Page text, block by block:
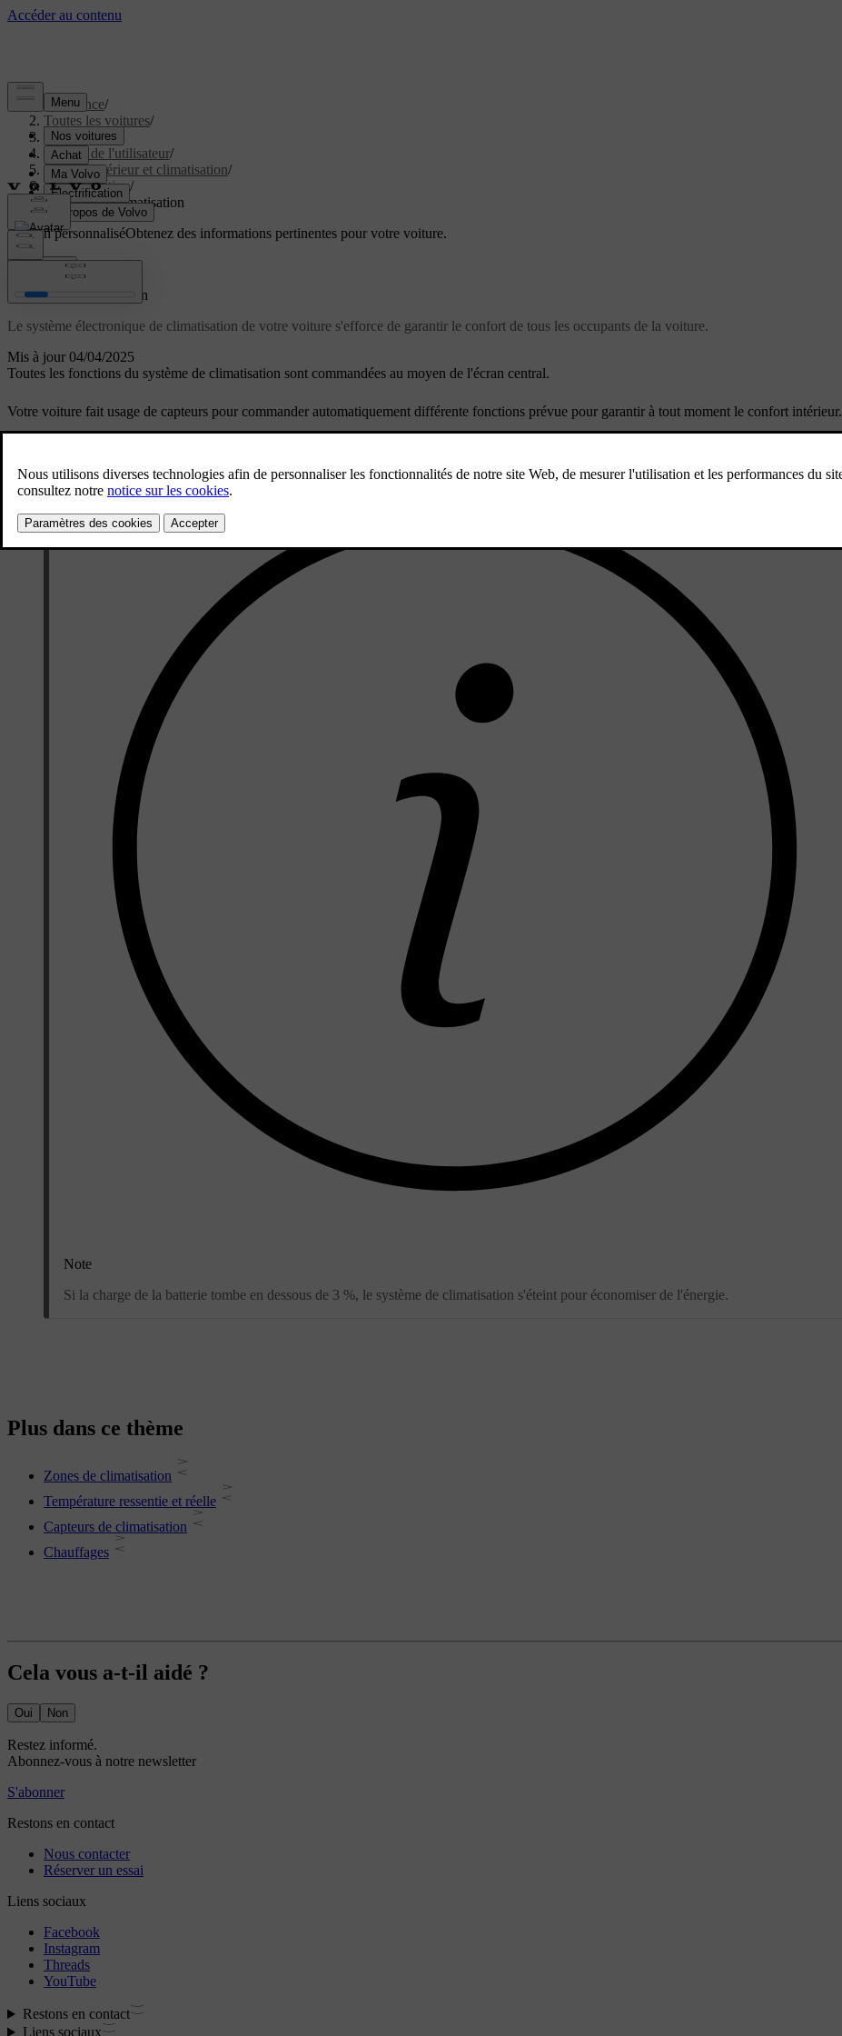
Assistance/
Toutes les voitures/
EC40 2027/
Manuel de l'utilisateur/
Confort intérieur et climatisation/
Climatisation/
Système de climatisation
Soutien personnaliséObtenez des informations pertinentes pour votre voiture.
Connexion
Mis à jour 04/04/2025
Système de climatisation
Le système électronique de climatisation de votre voiture s'efforce de garantir le confort de tous les occupants de la voiture.
Toutes les fonctions du système de climatisation sont commandées au moyen de l'écran central.
Votre voiture fait usage de capteurs pour commander automatiquement différente fonctions prévue pour garantir à tout moment le confort intérieur.
Note
Si la charge de la batterie tombe en dessous de 3 %, le système de climatisation s'éteint pour économiser de l'énergie.
Plus dans ce thème
Zones de climatisation
Température ressentie et réelle
Capteurs de climatisation
Chauffages
Cela vous a-t-il aidé ?
Oui Non